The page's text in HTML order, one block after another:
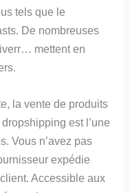
tels que le
De nombreuses
mettent en
la vente de produits
est l’une
Vous n’avez pas
expédie
Accessible aux